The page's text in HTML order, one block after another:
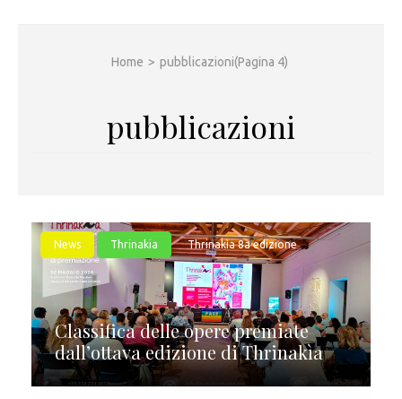
Home > pubblicazioni(Pagina 4)
pubblicazioni
News Thrinakia Thrinakìa 8a edizione
Classifica delle opere premiate
dall’ottava edizione di Thrinakìa